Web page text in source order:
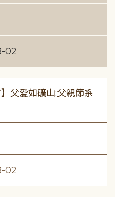
02
】父愛如礦山:父親節系
02